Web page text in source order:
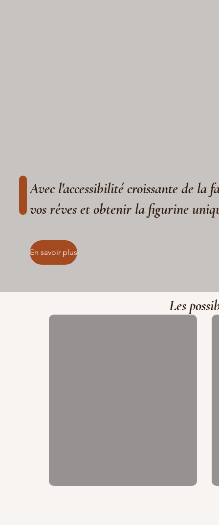
Avec l'accessibilité croissante de la
vos rêves et obtenir la figurine
En savoir plus
Les